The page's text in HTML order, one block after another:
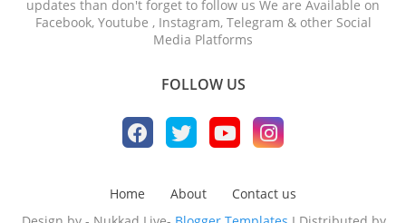
updates than don't forget to follow us We are Available on
Facebook, Youtube , Instagram, Telegram & other Social
Media Platforms
FOLLOW US
Home About
Contact us